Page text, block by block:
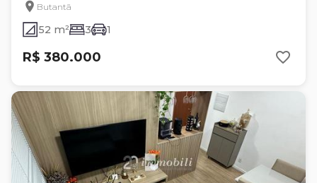
Butantã
52 m² 3 1
R$ 380.000